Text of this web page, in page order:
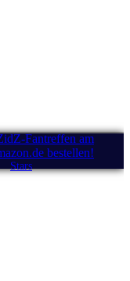
Fantreffen am
bestellen!
Stars